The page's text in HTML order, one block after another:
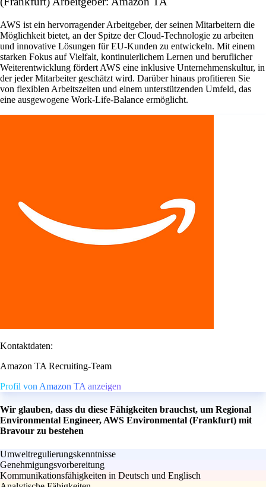
AWS ist ein hervorragender Arbeitgeber, der seinen Mitarbeitern die
Möglichkeit bietet, an der Spitze der Cloud-Technologie zu arbeiten
und innovative Lösungen für EU-Kunden zu entwickeln. Mit einem
starken Fokus auf Vielfalt, kontinuierlichem Lernen und beruflicher
Weiterentwicklung fördert AWS eine inklusive Unternehmenskultur, in
der jeder Mitarbeiter geschätzt wird. Darüber hinaus profitieren Sie
von flexiblen Arbeitszeiten und einem unterstützenden Umfeld, das
eine ausgewogene Work-Life-Balance ermöglicht.
Kontaktdaten:
Amazon TA Recruiting-Team
Profil von Amazon TA anzeigen
Wir glauben, dass du diese Fähigkeiten brauchst, um Regional
Environmental Engineer, AWS Environmental (Frankfurt) mit
Bravour zu bestehen
Umweltregulierungskenntnisse
Genehmigungsvorbereitung
Kommunikationsfähigkeiten in Deutsch und Englisch